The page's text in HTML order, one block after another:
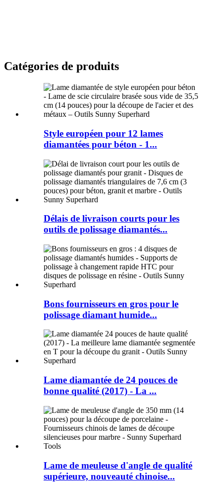
Catégories de produits
Style européen pour 12 lames
diamantées pour béton - 1...
Délais de livraison courts pour les
outils de polissage diamantés...
Bons fournisseurs en gros pour le
polissage diamant humide...
Lame diamantée de 24 pouces de
bonne qualité (2017) - La ...
Lame de meuleuse d'angle de qualité
supérieure, nouveauté chinoise...